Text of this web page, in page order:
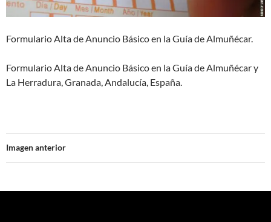
Formulario Alta de Anuncio Básico en la Guía de Almuñécar.
Formulario Alta de Anuncio Básico en la Guía de Almuñécar y
La Herradura, Granada, Andalucía, España.
Imagen anterior